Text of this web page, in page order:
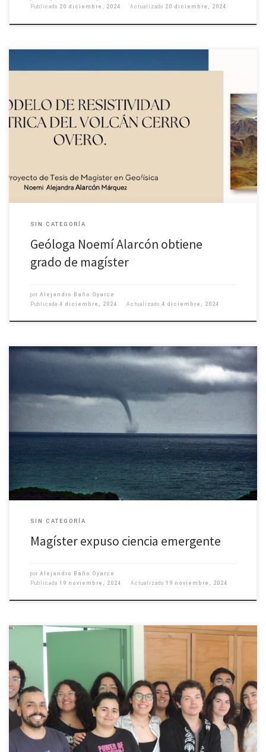
Publicada 20 diciembre, 2024 Actualizado 20 diciembre, 2024
SIN CATEGORÍA
Geóloga Noemí Alarcón obtiene
grado de magíster
por Alejandro Baño Oyarce
Publicada 4 diciembre, 2024 Actualizado 4 diciembre, 2024
Congreso de Oceanografía Física y Clima del Pacífico Sur. Iquique se
convirtió en noviembre en el epicentro de la investigación científica en el
Congreso de Oceanografía Física, Meteorología y Clima del Pacífico Sur.
Entre los numerosos aportes presentados, destacó la participación de
estudiantes del Magíster o de la carrera de […]
SIN CATEGORÍA
Magíster expuso ciencia emergente
por Alejandro Baño Oyarce
Publicada 19 noviembre, 2024 Actualizado 19 noviembre, 2024